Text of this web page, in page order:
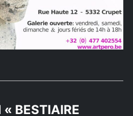
BESTIAIRE